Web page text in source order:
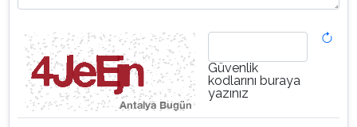
Güvenlik
kodlarını buraya
yazınız